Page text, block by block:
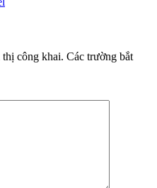
thị công khai. Các trường bắt